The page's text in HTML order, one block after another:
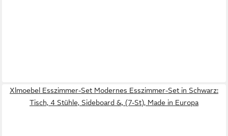
Xlmoebel Esszimmer-Set Modernes Esszimmer-Set in Schwarz:
Tisch, 4 Stühle, Sideboard &, (7-St), Made in Europa